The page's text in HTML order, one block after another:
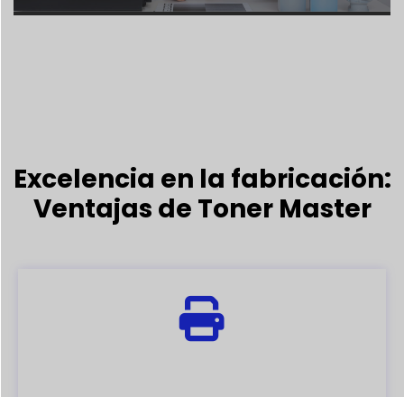
Excelencia en la fabricación:
Ventajas de Toner Master